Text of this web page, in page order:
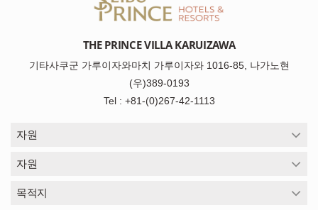
THE PRINCE VILLA KARUIZAWA
기타사쿠군 가루이자와마치 가루이자와 1016-85, 나가노현
(우)389-0193
Tel : +81-(0)267-42-1113
자원
자원
목적지